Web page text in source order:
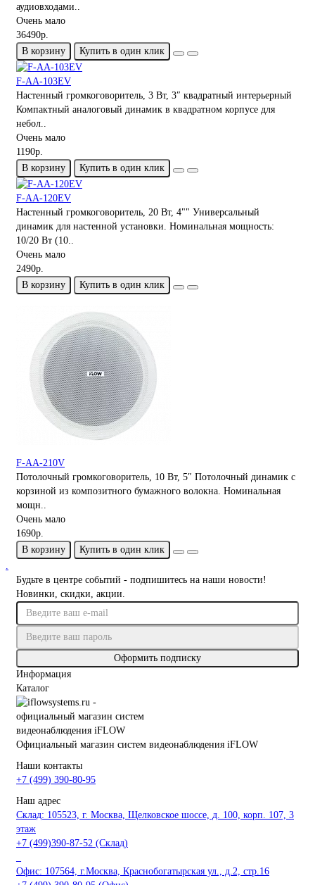
аудиовходами..
Очень мало
36490р.
В корзину
Купить в один клик
F-AA-103EV
Настенный громкоговоритель, 3 Вт, 3″ квадратный интерьерный
Компактный аналоговый динамик в квадратном корпусе для
небол..
Очень мало
1190р.
В корзину
Купить в один клик
F-AA-120EV
Настенный громкоговоритель, 20 Вт, 4"" Универсальный
динамик для настенной установки. Номинальная мощность:
10/20 Вт (10..
Очень мало
2490р.
В корзину
Купить в один клик
F-AA-210V
Потолочный громкоговоритель, 10 Вт, 5″ Потолочный динамик с
корзиной из композитного бумажного волокна. Номинальная
мощн..
Очень мало
1690р.
В корзину
Купить в один клик
Будьте в центре событий - подпишитесь на наши новости!
Новинки, скидки, акции.
Оформить подписку
Информация
Каталог
Официальный магазин систем видеонаблюдения iFLOW
Наши контакты
+7 (499) 390-80-95
Наш адрес
Склад: 105523, г. Москва, Щелковское шоссе, д. 100, корп. 107, 3
этаж
+7 (499)390-87-52 (Склад)
Офис: 107564, г.Москва, Краснобогатырская ул., д.2, стр.16